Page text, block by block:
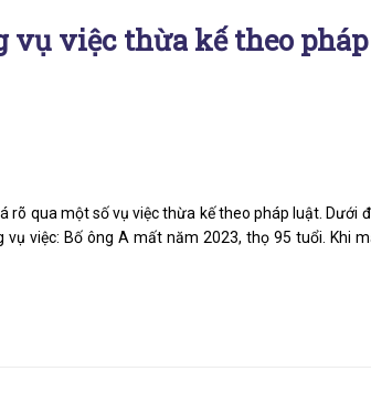
vụ việc thừa kế theo pháp
rõ qua một số vụ việc thừa kế theo pháp luật. Dưới
việc: Bố ông A mất năm 2023, thọ 95 tuổi. Khi